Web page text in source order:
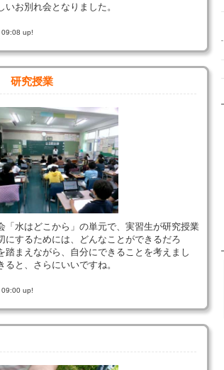
お別れ会となりました。
09:08 up!
研究授業
「水はどこから」の単元で、実習生が研究授業
にするためには、どんなことができるだろ
踏まえながら、自分にできることを考えまし
と、さらにいいですね。
09:00 up!